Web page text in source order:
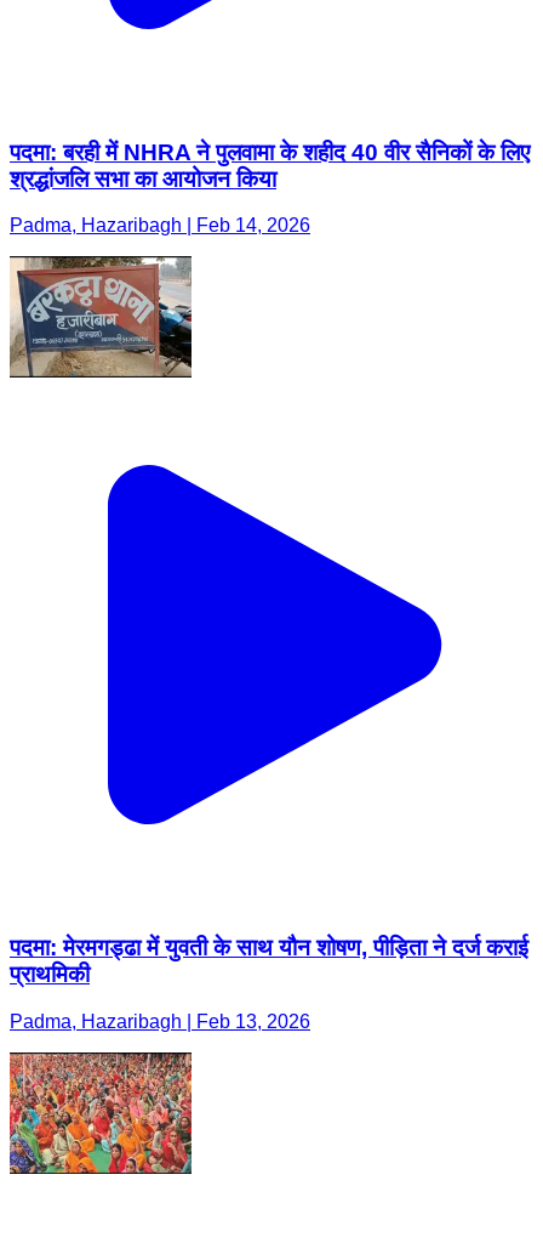
पदमा: बरही में NHRA ने पुलवामा के शहीद 40 वीर सैनिकों के लिए
श्रद्धांजलि सभा का आयोजन किया
Padma, Hazaribagh | Feb 14, 2026
पदमा: मेरमगड्ढा में युवती के साथ यौन शोषण, पीड़िता ने दर्ज कराई
प्राथमिकी
Padma, Hazaribagh | Feb 13, 2026